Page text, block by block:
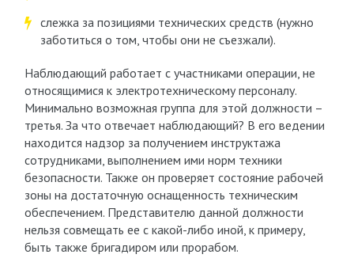
слежка за позициями технических средств (нужно
заботиться о том, чтобы они не съезжали).
Наблюдающий работает с участниками операции, не
относящимися к электротехническому персоналу.
Минимально возможная группа для этой должности –
третья. За что отвечает наблюдающий? В его ведении
находится надзор за получением инструктажа
сотрудниками, выполнением ими норм техники
безопасности. Также он проверяет состояние рабочей
зоны на достаточную оснащенность техническим
обеспечением. Представителю данной должности
нельзя совмещать ее с какой-либо иной, к примеру,
быть также бригадиром или прорабом.